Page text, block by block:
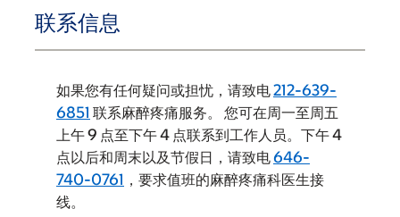
联系信息
如果您有任何疑问或担忧，请致电212-639-
6851 联系麻醉疼痛服务。 您可在周一至周五
上午 9 点至下午 4 点联系到工作人员。下午 4
点以后和周末以及节假日，请致电646-
740-0761 ，要求值班的麻醉疼痛科医生接
线。